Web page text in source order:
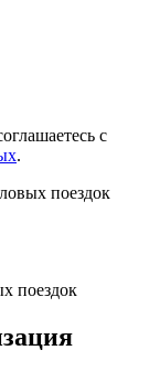
с
.
поездок